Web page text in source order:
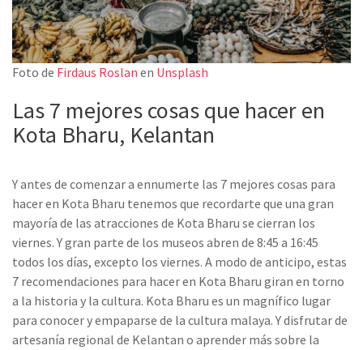
Foto de Firdaus Roslan en Unsplash
Las 7 mejores cosas que hacer en
Kota Bharu, Kelantan
Y antes de comenzar a ennumerte las 7 mejores cosas para
hacer en Kota Bharu tenemos que recordarte que una gran
mayoría de las atracciones de Kota Bharu se cierran los
viernes. Y gran parte de los museos abren de 8:45 a 16:45
todos los días, excepto los viernes. A modo de anticipo, estas
7 recomendaciones para hacer en Kota Bharu giran en torno
a la historia y la cultura. Kota Bharu es un magnífico lugar
para conocer y empaparse de la cultura malaya. Y disfrutar de
artesanía regional de Kelantan o aprender más sobre la